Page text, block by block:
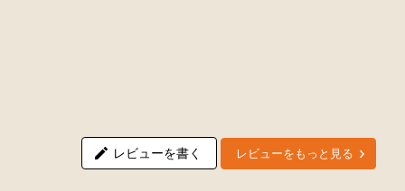
レビューを書く レビューをもっと見る